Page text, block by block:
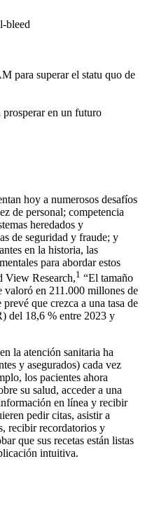
bleed
para superar el statu quo de
prosperar en un futuro
hoy a numerosos desafíos
de personal; competencia
heredados y
de seguridad y fraude; y
en la historia, las
para abordar estos
View Research,1 “El tamaño
valoró en 211.000 millones de
que crezca a una tasa de
del 18,6 % entre 2023 y
la atención sanitaria ha
y asegurados) cada vez
los pacientes ahora
su salud, acceder a una
en línea y recibir
pedir citas, asistir a
recibir recordatorios y
que sus recetas están listas
intuitiva.